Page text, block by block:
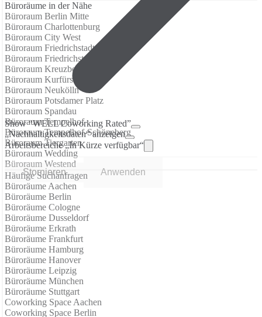
Show “WELL Coworking Rated”
„Nachhaltigkeitsdaten“ anzeigen
Arbeitsbereiche „In Kürze verfügbar“
Stornieren Anwenden
Büroräume in der Nähe
Büroraum Berlin Mitte
Büroraum Charlottenburg
Büroraum City West
Büroraum Friedrichstadt
Büroraum Friedrichstrasse
Büroraum Kreuzberg
Büroraum Kurfürstendamm
Büroraum Neukölln
Büroraum Potsdamer Platz
Büroraum Spandau
Büroraum Tempelhof
Büroraum Tempelhof-Schöneberg
Büroraum Tiergarten
Büroraum Wedding
Büroraum Westend
Häufige Suchanfragen
Büroräume Aachen
Büroräume Berlin
Büroräume Cologne
Büroräume Dusseldorf
Büroräume Erkrath
Büroräume Frankfurt
Büroräume Hamburg
Büroräume Hanover
Büroräume Leipzig
Büroräume München
Büroräume Stuttgart
Coworking Space Aachen
Coworking Space Berlin